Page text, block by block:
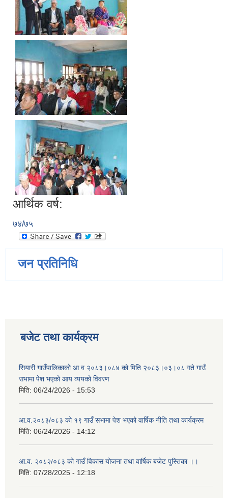
आर्थिक वर्ष:
७४/७५
जन प्रतिनिधि
बजेट तथा कार्यक्रम
सियारी गाउँपालिकाको आ व २०८३।०८४ को मिति २०८३।०३।०८ गते गाउँ
सभामा पेश भएको आय व्ययको विवरण
मिति: 06/24/2026 - 15:53
आ.व.२०८३/०८३ को १९ गाउँ सभामा पेश भएको वार्षिक नीति तथा कार्यक्रम
मिति: 06/24/2026 - 14:12
आ.व. २०८२/०८३ को गाउँ विकास योजना तथा वार्षिक बजेट पुस्तिका ।।
मिति: 07/28/2025 - 12:18